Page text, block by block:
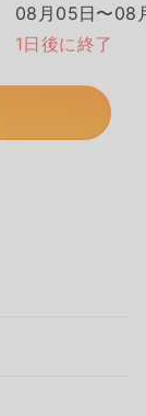
08月05日〜08
1日後に終了